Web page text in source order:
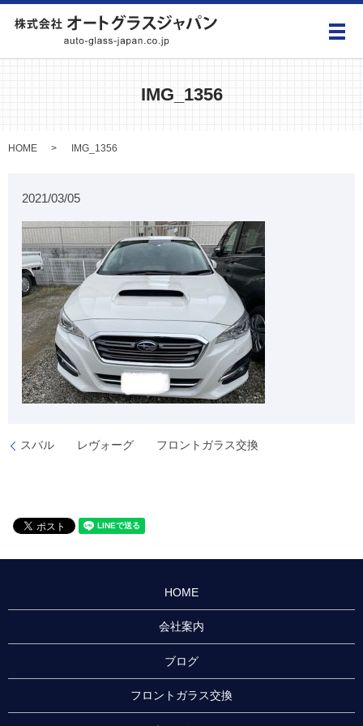
メ
IMG_1356
HOME IMG_1356
2021/03/05
スバル レヴォーグ フロントガラス交換
HOME
会社案内
ブログ
フロントガラス交換